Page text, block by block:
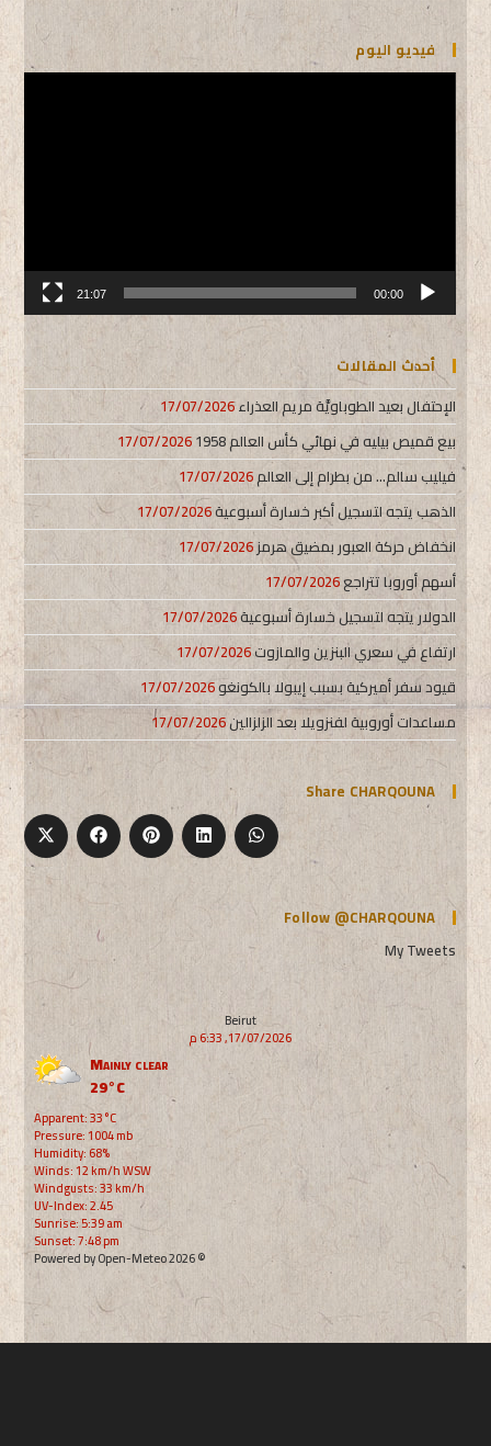
فيديو اليوم
مشغل
00:00
21:07
أحدث المقالات
الإحتفال بعيد الطوباويَّة مريم العذراء17/07/2026
بيع قميص بيليه في نهائي كأس العالم 1958
17/07/2026
فيليب سالم… من بطرام إلى العالم17/07/2026
الذهب يتجه لتسجيل أكبر خسارة أسبوعية17/07/2026
انخفاض حركة العبور بمضيق هرمز17/07/2026
أسهم أوروبا تتراجع17/07/2026
الدولار يتجه لتسجيل خسارة أسبوعية17/07/2026
ارتفاع في سعري البنزين والمازوت17/07/2026
قيود سفر أميركية بسبب إيبولا بالكونغو17/07/2026
مساعدات أوروبية لفنزويلا بعد الزلزالين17/07/2026
Share CHARQOUNA
Follow @CHARQOUNA
My Tweets
Beirut
17/07/2026, 6:33 م
Mainly clear
29°C
Apparent: 33°C
Pressure: 1004 mb
Humidity: 68%
Winds: 12 km/h WSW
Windgusts: 33 km/h
UV-Index: 2.45
Sunrise: 5:39 am
Sunset: 7:48 pm
© 2026 Powered by Open-Meteo